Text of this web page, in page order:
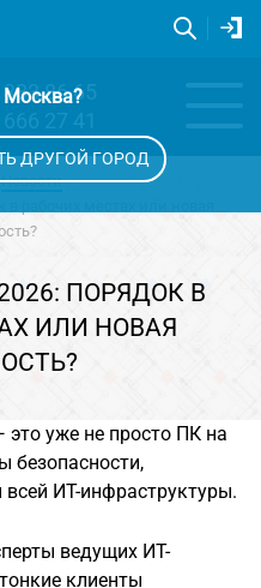
86 65
27 41
Москва?
ДРУГОЙ ГОРОД
Новости
ПОРЯДОК В
ИЛИ НОВАЯ
это уже не просто ПК на
безопасности,
ИТ-инфраструктуры.
ведущих ИТ-
клиенты